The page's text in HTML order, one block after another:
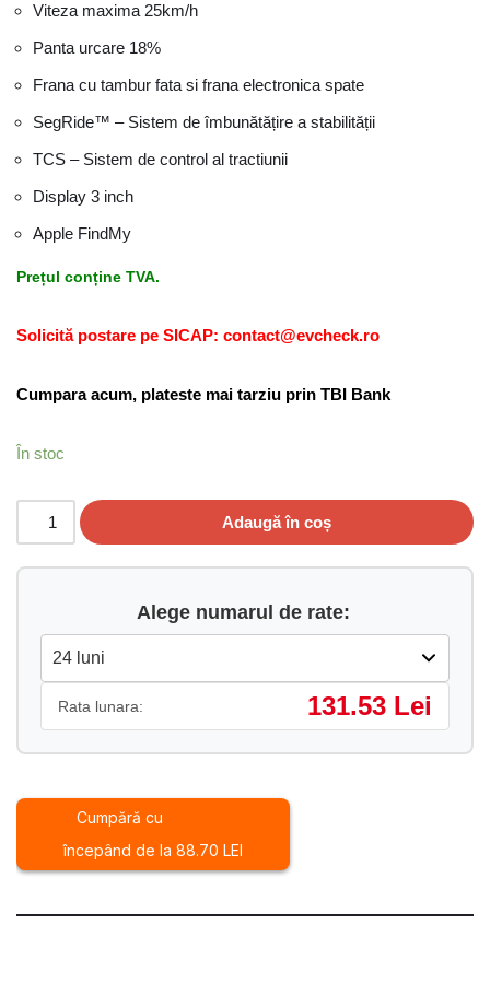
Viteza maxima 25km/h
Panta urcare 18%
Frana cu tambur fata si frana electronica spate
SegRide™️ – Sistem de îmbunătățire a stabilității
TCS – Sistem de control al tractiunii
Display 3 inch
Apple FindMy
Prețul conține TVA.
Solicită postare pe SICAP: contact@evcheck.ro
Cumpara acum, plateste mai tarziu prin TBI Bank
În stoc
Adaugă în coș
Alege numarul de rate:
Rata lunara: 131.53 Lei
Cumpără cu
începând de la 88.70 LEI